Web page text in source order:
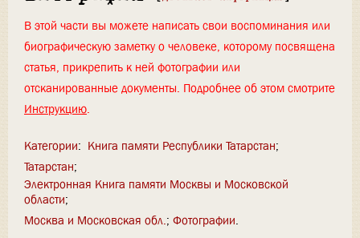
В этой части вы можете написать свои воспоминания или
биографическую заметку о человеке, которому посвящена
статья, прикрепить к ней фотографии или
отсканированные документы. Подробнее об этом смотрите
Инструкцию.
Категории: Книга памяти Республики Татарстан
Татарстан
Электронная Книга памяти Москвы и Московской
области
Москва и Московская обл. Фотографии